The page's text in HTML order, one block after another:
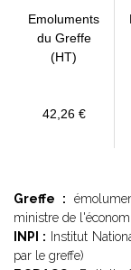
Emoluments
du Greffe
(HT)
42,26 €
Greffe :
ministre de
INPI : Institut
par le greffe)